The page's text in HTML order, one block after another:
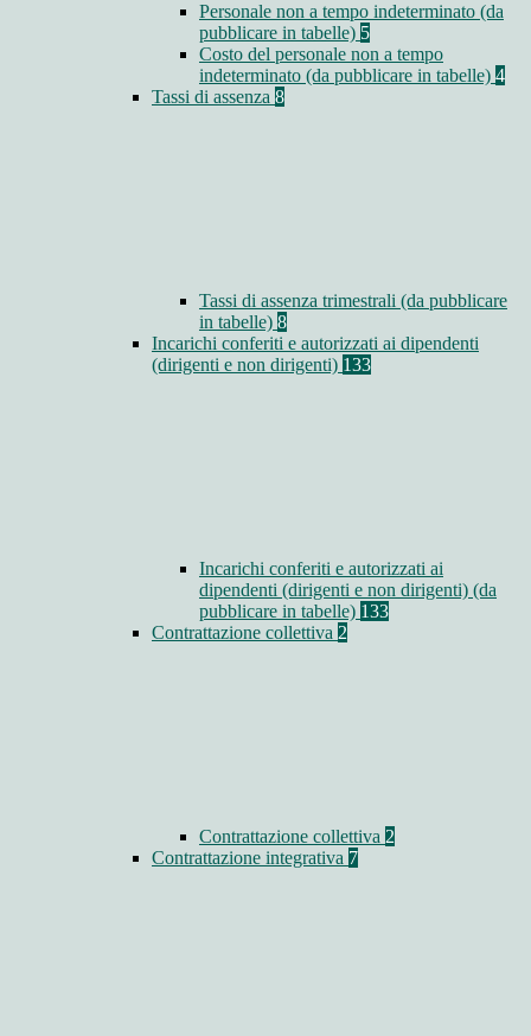
Personale non a tempo indeterminato (da
pubblicare in tabelle) 5
Costo del personale non a tempo
indeterminato (da pubblicare in tabelle) 4
Tassi di assenza 8
Tassi di assenza trimestrali (da pubblicare
in tabelle) 8
Incarichi conferiti e autorizzati ai dipendenti
(dirigenti e non dirigenti) 133
Incarichi conferiti e autorizzati ai
dipendenti (dirigenti e non dirigenti) (da
pubblicare in tabelle) 133
Contrattazione collettiva 2
Contrattazione collettiva 2
Contrattazione integrativa 7